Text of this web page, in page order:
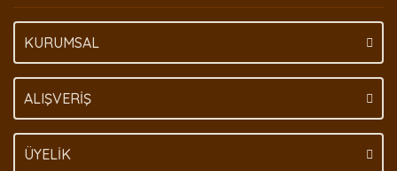
KURUMSAL
ALIŞVERİŞ
ÜYELİK